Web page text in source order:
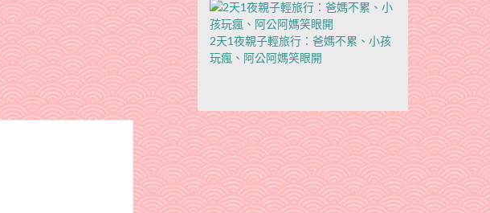
2天1夜親子輕旅行：爸媽不累、小孩
玩瘋、阿公阿媽笑眼開